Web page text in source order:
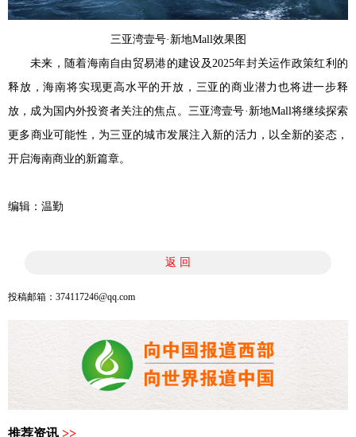
三亚湾壹号·新地Mall效果图
未来，随着海南自由贸易港的建设及2025年封关运作政策红利的
释放，海南将实现更高水平的开放，三亚的商业潜力也将进一步释
放，成为国内外投资者关注的焦点。三亚湾壹号·新地Mall将继续探索
更多商业可能性，为三亚的城市发展注入新的活力，以全新的姿态，
开启海南商业的新篇章。
编辑：温勤
返 回
投稿邮箱：374117246@qq.com
推荐资讯 >>